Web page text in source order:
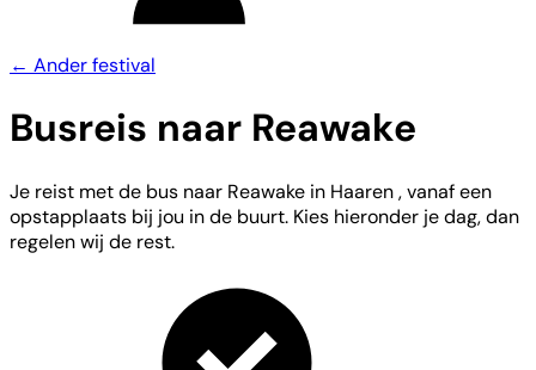
← Ander festival
Busreis naar Reawake
Je reist met de bus naar Reawake in Haaren , vanaf een
opstapplaats bij jou in de buurt. Kies hieronder je dag, dan
regelen wij de rest.